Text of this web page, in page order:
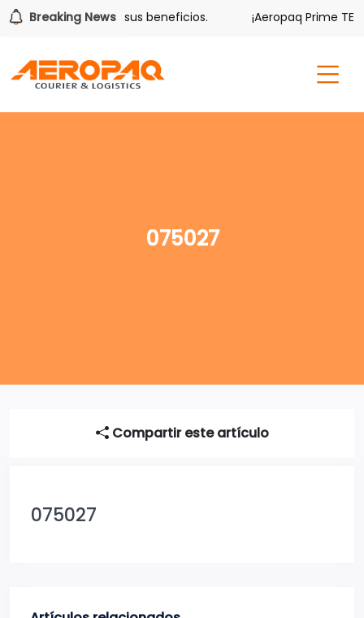
Breaking News
también tiene sus beneficios. ¡Aeropaq Prime TE
075027
Compartir este artículo
075027